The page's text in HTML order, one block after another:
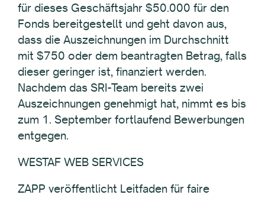
für dieses Geschäftsjahr $50.000 für den
Fonds bereitgestellt und geht davon aus,
dass die Auszeichnungen im Durchschnitt
mit $750 oder dem beantragten Betrag, falls
dieser geringer ist, finanziert werden.
Nachdem das SRI-Team bereits zwei
Auszeichnungen genehmigt hat, nimmt es bis
zum 1. September fortlaufend Bewerbungen
entgegen.
WESTAF WEB SERVICES
ZAPP veröffentlicht Leitfaden für faire